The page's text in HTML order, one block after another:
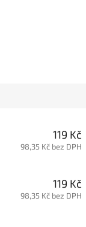
119 Kč
98,35 Kč bez DPH
119 Kč
98,35 Kč bez DPH